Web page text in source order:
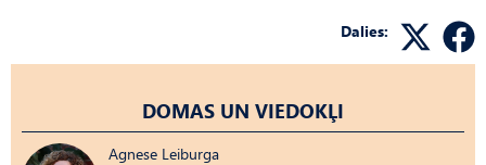
Dalies:
DOMAS UN VIEDOKĻI
Agnese Leiburga